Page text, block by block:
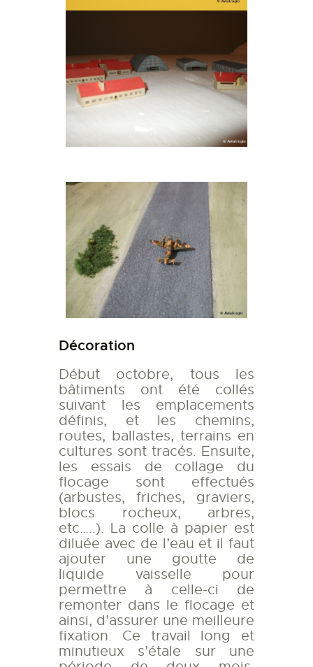
Décoration
Début octobre, tous les
bâtiments ont été collés
suivant les emplacements
définis, et les chemins,
routes, ballastes, terrains en
cultures sont tracés. Ensuite,
les essais de collage du
flocage sont effectués
(arbustes, friches, graviers,
blocs rocheux, arbres,
etc…..). La colle à papier est
diluée avec de l’eau et il faut
ajouter une goutte de
liquide vaisselle pour
permettre à celle-ci de
remonter dans le flocage et
ainsi, d’assurer une meilleure
fixation. Ce travail long et
minutieux s’étale sur une